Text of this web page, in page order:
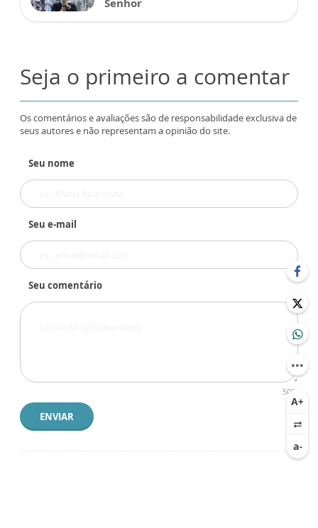
Seja o primeiro a comentar
Os comentários e avaliações são de responsabilidade exclusiva de
seus autores e não representam a opinião do site.
Seu nome
Seu e-mail
Seu comentário
500
ENVIAR